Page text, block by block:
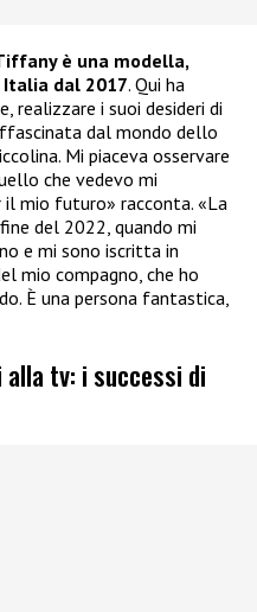
è una modella,
dal 2017. Qui ha
realizzare i suoi desideri di
dal mondo dello
Mi piaceva osservare
che vedevo mi
mio futuro» racconta. «La
del 2022, quando mi
e mi sono iscritta in
mio compagno, che ho
È una persona fantastica,
tv: i successi di